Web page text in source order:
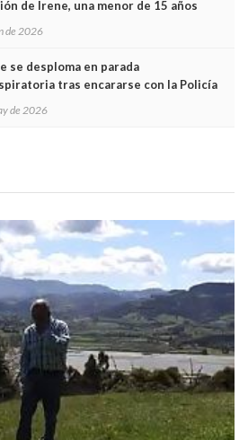
de Irene, una menor de 15 años
de 2026
se desploma en parada
tras encararse con la Policía
de 2026